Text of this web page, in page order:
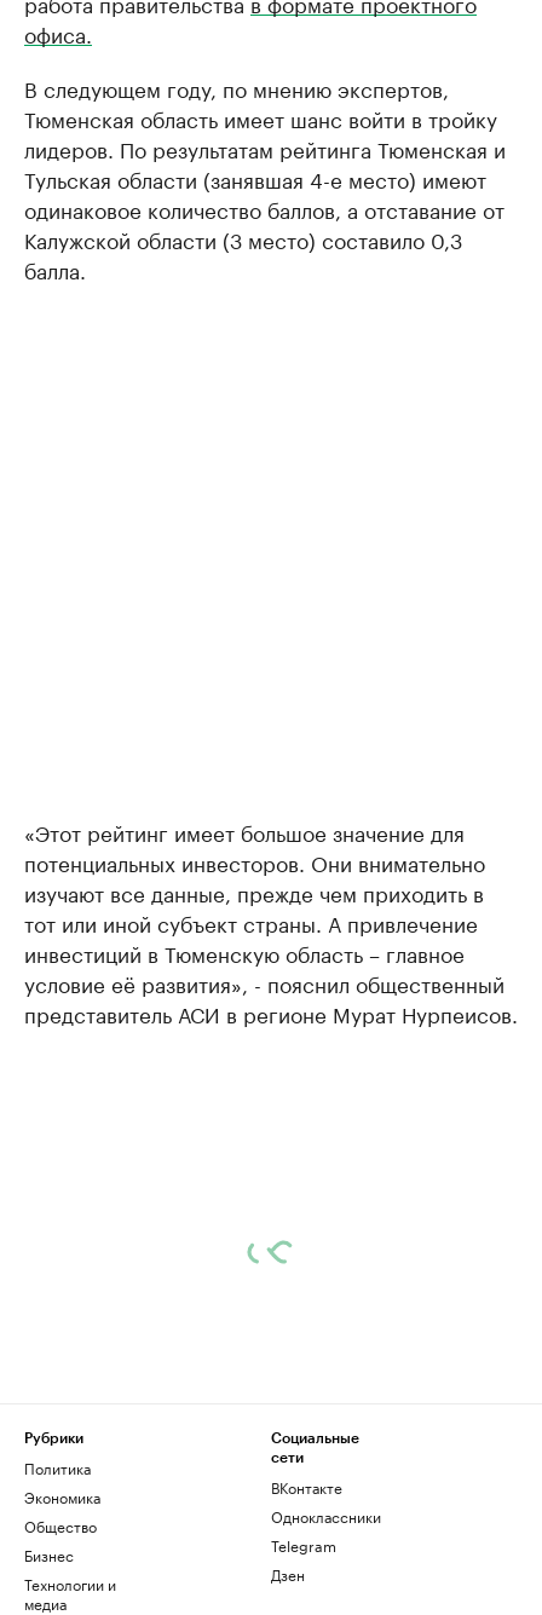
офиса.
В следующем году, по мнению экспертов,
Тюменская область имеет шанс войти в тройку
лидеров. По результатам рейтинга Тюменская и
Тульская области (занявшая 4-е место) имеют
одинаковое количество баллов, а отставание от
Калужской области (3 место) составило 0,3
балла.
«Этот рейтинг имеет большое значение для
потенциальных инвесторов. Они внимательно
изучают все данные, прежде чем приходить в
тот или иной субъект страны. А привлечение
инвестиций в Тюменскую область – главное
условие её развития», - пояснил общественный
представитель АСИ в регионе Мурат Нурпеисов.
Рубрики
Политика
Экономика
Общество
Бизнес
Технологии и
медиа
Социальные
сети
ВКонтакте
Одноклассники
Telegram
Дзен